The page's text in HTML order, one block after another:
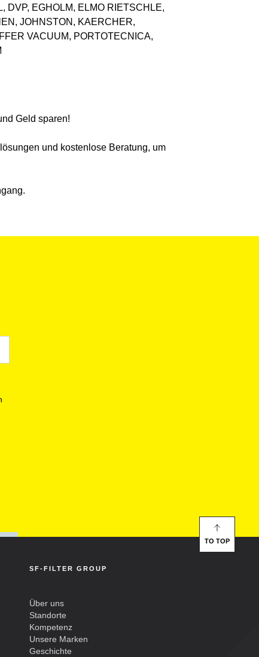
DVP, EGHOLM, ELMO RIETSCHLE,
JOHNSTON, KAERCHER,
VACUUM, PORTOTECNICA,
Geld sparen!
und kostenlose Beratung, um
SF-FILTER GROUP
Über uns
Standorte
Kompetenz
Unsere Marken
Geschichte
TO TOP